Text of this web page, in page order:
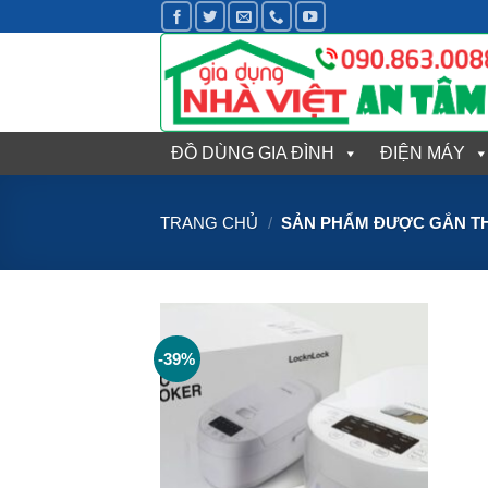
qua
ĐỒ DÙNG GIA ĐÌNH ĐIỆN MÁY
TRANG CHỦ / SẢN PHẨM ĐƯỢC GẮN
-39%